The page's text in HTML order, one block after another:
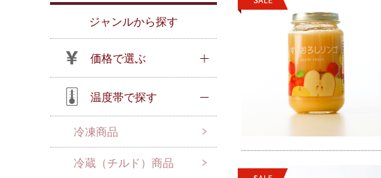
ジャンルから探す
価格で選ぶ
温度帯で探す
冷凍商品
冷蔵（チルド）商品